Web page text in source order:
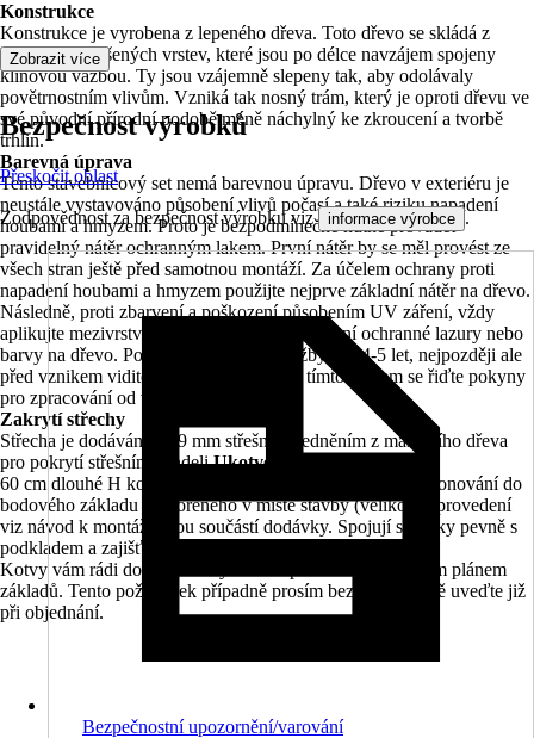
Konstrukce
Konstrukce je vyrobena z lepeného dřeva. Toto dřevo se skládá z
několika vysušených vrstev, které jsou po délce navzájem spojeny
klínovou vazbou. Ty jsou vzájemně slepeny tak, aby odolávaly
povětrnostním vlivům. Vzniká tak nosný trám, který je oproti dřevu ve
své původní přírodní podobě méně náchylný ke zkroucení a tvorbě
trhlin.
Barevná úprava
Tento stavebnicový set nemá barevnou úpravu. Dřevo v exteriéru je
neustále vystavováno působení vlivů počasí a také riziku napadení
houbami a hmyzem. Proto je bezpodmínečně nutné provádět
pravidelný nátěr ochranným lakem. První nátěr by se měl provést ze
všech stran ještě před samotnou montáží. Za účelem ochrany proti
napadení houbami a hmyzem použijte nejprve základní nátěr na dřevo.
Následně, proti zbarvení a poškození působením UV záření, vždy
aplikujte mezivrstvu a koncovou vrstvu kvalitní ochranné lazury nebo
barvy na dřevo. Počítejte s intervaly údržby cca 4-5 let, nejpozději ale
před vznikem viditelného poškození. Za tímto účelem se řiďte pokyny
pro zpracování od výrobce lazury.
Zakrytí střechy
Střecha je dodávána s 19 mm střešním bedněním z masivního dřeva
pro pokrytí střešními šindeli.Ukotvení
60 cm dlouhé H kotvy z pozinkované ploché oceli k zabetonování do
bodového základu vytvořeného v místě stavby (velikost a provedení
viz návod k montáži) jsou součástí dodávky. Spojují sloupky pevně s
podkladem a zajišťují vysokou míru stability.
Kotvy vám rádi dodáme na vyžádání spolu s odpovídajícím plánem
základů. Tento požadavek případně prosím bezpodmínečně uveďte již
při objednání.
Zobrazit více
Bezpečnost výrobků
Přeskočit oblast
Zodpovědnost za bezpečnost výrobku viz informace výrobce .
Bezpečnostní upozornění/varování